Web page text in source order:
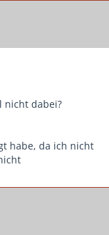
nicht dabei?
habe, da ich nicht